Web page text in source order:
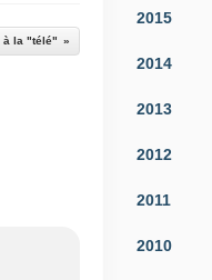
à la "télé"
2015
2014
2013
2012
2011
2010